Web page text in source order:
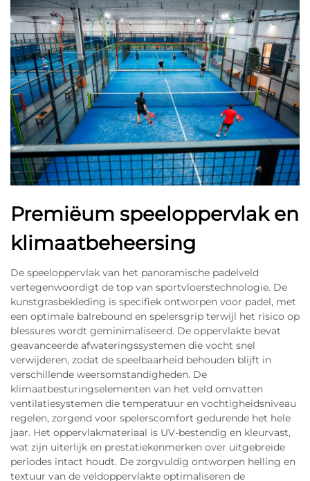
Premiëum speeloppervlak en
klimaatbeheersing
De speeloppervlak van het panoramische padelveld
vertegenwoordigt de top van sportvloerstechnologie. De
kunstgrasbekleding is specifiek ontworpen voor padel, met
een optimale balrebound en spelersgrip terwijl het risico op
blessures wordt geminimaliseerd. De oppervlakte bevat
geavanceerde afwateringssystemen die vocht snel
verwijderen, zodat de speelbaarheid behouden blijft in
verschillende weersomstandigheden. De
klimaatbesturingselementen van het veld omvatten
ventilatiesystemen die temperatuur en vochtigheidsniveau
regelen, zorgend voor spelerscomfort gedurende het hele
jaar. Het oppervlakmateriaal is UV-bestendig en kleurvast,
wat zijn uiterlijk en prestatiekenmerken over uitgebreide
periodes intact houdt. De zorgvuldig ontworpen helling en
textuur van de veldoppervlakte optimaliseren de